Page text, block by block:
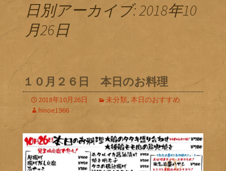
日別アーカイブ: 2018年10
月26日
１０月２６日 本日のお料理
2018年10月26日 未分類, 本日のおすすめ
hinoe1966